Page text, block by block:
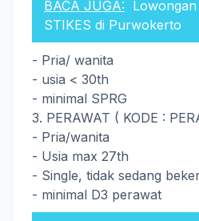
BACA JUGA:
STIKES di Purwokerto
- Pria/ wanita
- usia < 30th
- minimal SPRG
3. PERAWAT ( KODE :
- Pria/wanita
- Usia max 27th
- Single, tidak sedang
- minimal D3 perawat